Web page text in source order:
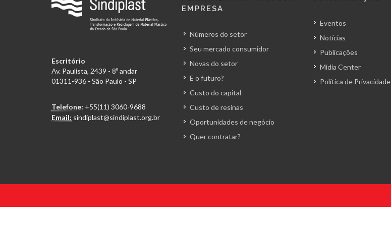
Escritório
Av. Paulista, 2439 - 8º andar
01311-936 - São Paulo - SP
Telefone: +55(11) 3060-9688
Email: sindiplast@sindiplast.org.br
EMPRESA
Números do setor
Seu mercado consumidor
Novas do setor
E o futuro?
Custo do capital
Custo de resinas
Oportunidades de negócio
Quer contratar?
Eventos
Notícias
Publicações
Mídia Center
Política de Privacidade